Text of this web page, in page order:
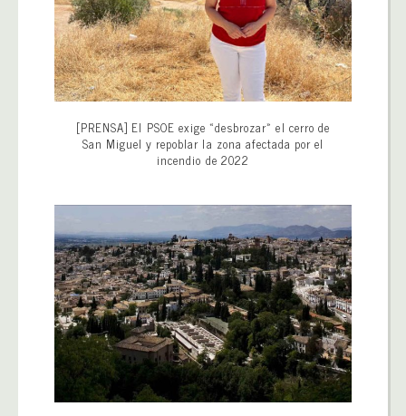
[PRENSA] El PSOE exige «desbrozar» el cerro de
San Miguel y repoblar la zona afectada por el
incendio de 2022